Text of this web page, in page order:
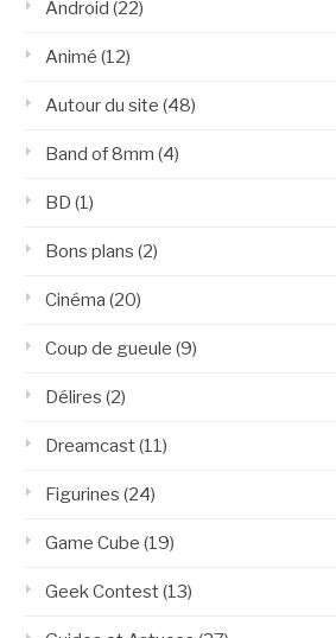
Android (22)
Animé (12)
Autour du site (48)
Band of 8mm (4)
BD (1)
Bons plans (2)
Cinéma (20)
Coup de gueule (9)
Délires (2)
Dreamcast(11)
Figurines (24)
Game Cube (19)
Geek Contest(13)